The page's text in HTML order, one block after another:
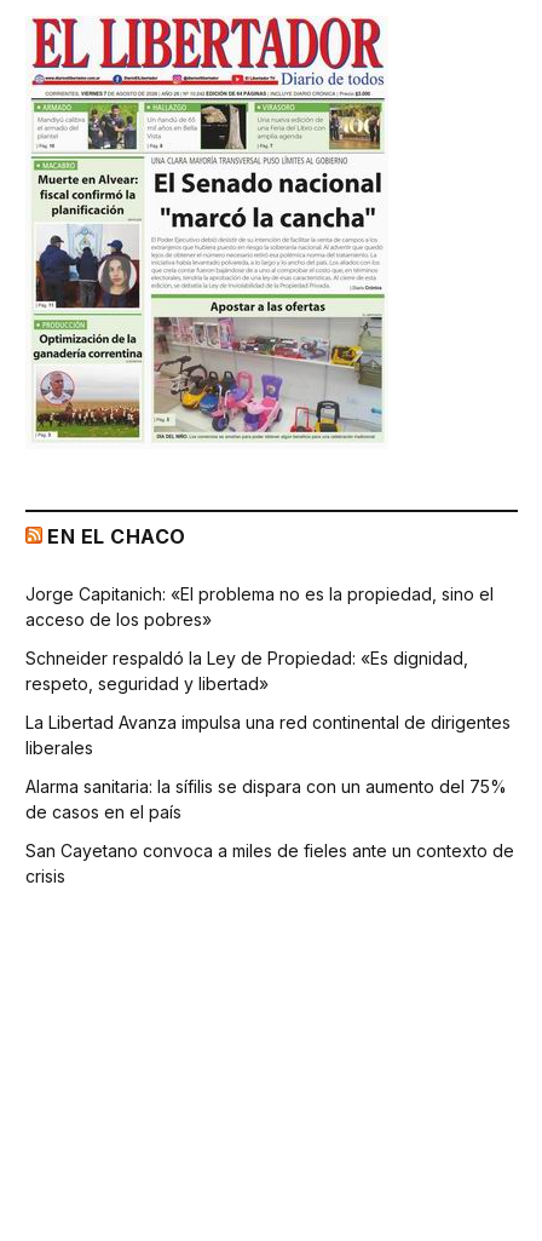
EN EL CHACO
Jorge Capitanich: «El problema no es la propiedad, sino el
acceso de los pobres»
Schneider respaldó la Ley de Propiedad: «Es dignidad,
respeto, seguridad y libertad»
La Libertad Avanza impulsa una red continental de dirigentes
liberales
Alarma sanitaria: la sífilis se dispara con un aumento del 75%
de casos en el país
San Cayetano convoca a miles de fieles ante un contexto de
crisis